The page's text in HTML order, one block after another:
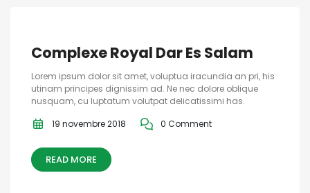
Complexe Royal Dar Es Salam
Lorem ipsum dolor sit amet, voluptua iracundia an pri, his
utinam principes dignissim ad. Ne nec dolore oblique
nusquam, cu luptatum volutpat delicatissimi has.
19 novembre 2018
0 Comment
READ MORE